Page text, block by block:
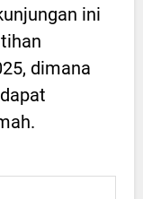
ini
dimana